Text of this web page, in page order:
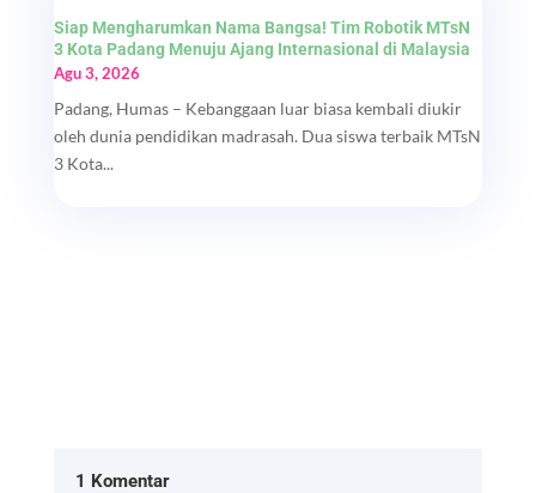
Siap Mengharumkan Nama Bangsa! Tim Robotik MTsN
3 Kota Padang Menuju Ajang Internasional di Malaysia
Agu 3, 2026
Padang, Humas – Kebanggaan luar biasa kembali diukir
oleh dunia pendidikan madrasah. Dua siswa terbaik MTsN
3 Kota...
1 Komentar